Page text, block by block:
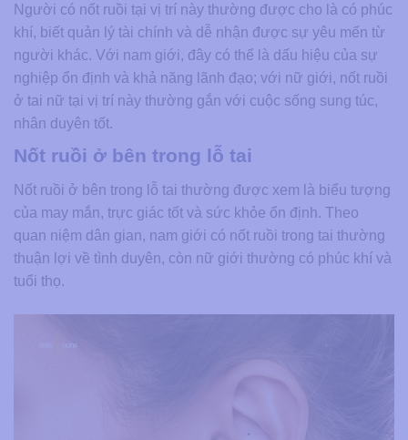
Người có nốt ruồi tại vị trí này thường được cho là có phúc
khí, biết quản lý tài chính và dễ nhận được sự yêu mến từ
người khác. Với nam giới, đây có thể là dấu hiệu của sự
nghiệp ổn định và khả năng lãnh đạo; với nữ giới, nốt ruồi
ở tai nữ tại vị trí này thường gắn với cuộc sống sung túc,
nhân duyên tốt.
Nốt ruồi ở bên trong lỗ tai
Nốt ruồi ở bên trong lỗ tai thường được xem là biểu tượng
của may mắn, trực giác tốt và sức khỏe ổn định. Theo
quan niệm dân gian, nam giới có nốt ruồi trong tai thường
thuận lợi về tình duyên, còn nữ giới thường có phúc khí và
tuổi thọ.